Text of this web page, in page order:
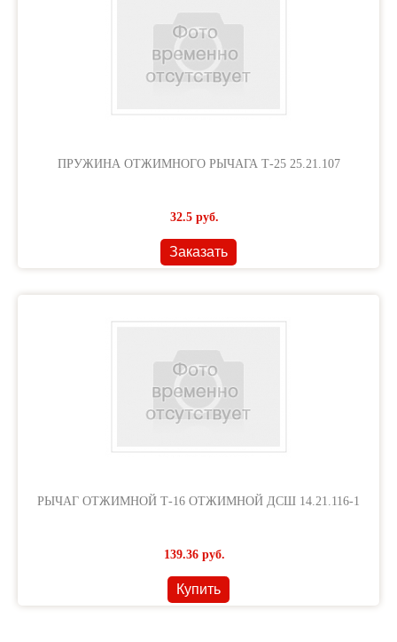
ПРУЖИНА ОТЖИМНОГО РЫЧАГА Т-25 25.21.107
32.5 руб.
Заказать
РЫЧАГ ОТЖИМНОЙ Т-16 ОТЖИМНОЙ ДСШ 14.21.116-1
139.36 руб.
Купить